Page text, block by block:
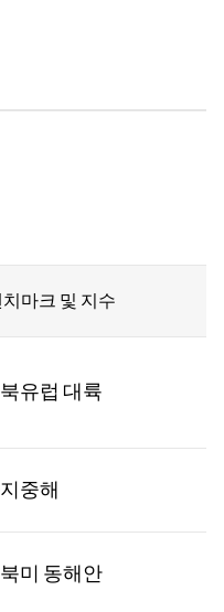
마크 및 지수
유럽 대륙
중해
미 동해안